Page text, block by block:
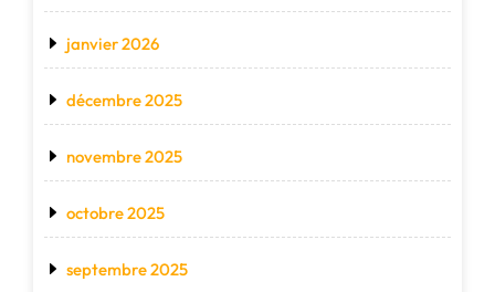
janvier 2026
décembre 2025
novembre 2025
octobre 2025
septembre 2025